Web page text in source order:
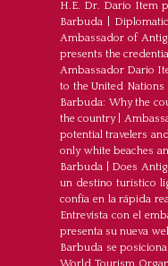
H.E. Dr. Dario Item
Barbuda
Ambassador of
presents the
Ambassador Dario
to the United Nations
Barbuda: Why the
the country|
potential travelers
only white beaches
Barbuda
Does
un destino turístico
confía en la rápida
Entrevista con el
presenta su nueva
Barbuda se